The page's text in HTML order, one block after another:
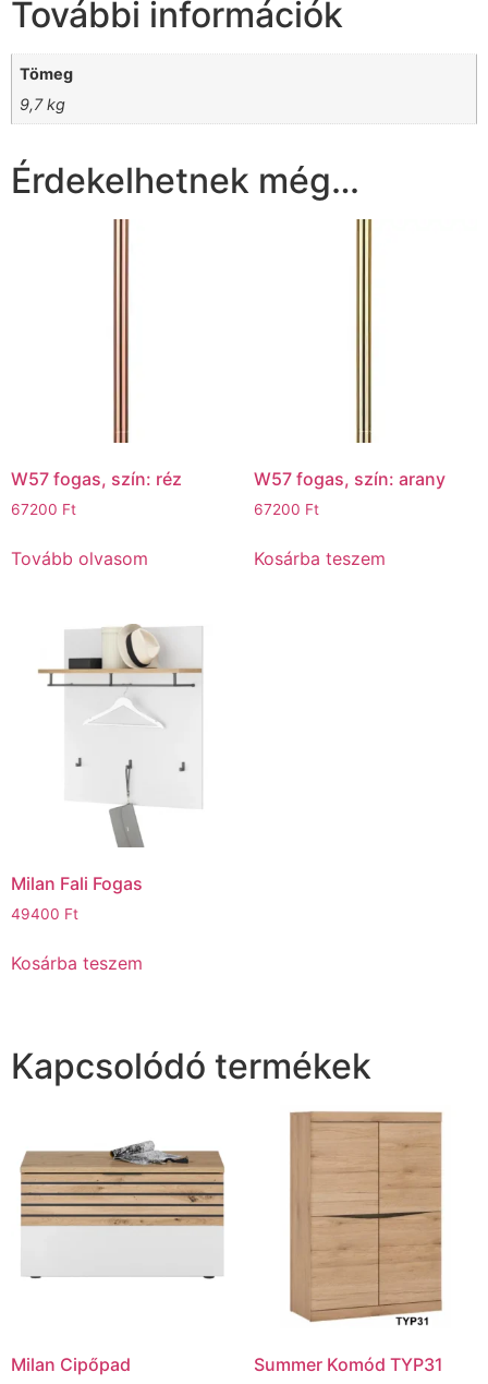
További információk
Tömeg
9,7 kg
Érdekelhetnek még…
W57 fogas, szín: réz
67200 Ft
Tovább olvasom
W57 fogas, szín: arany
67200 Ft
Kosárba teszem
Milan Fali Fogas
49400 Ft
Kosárba teszem
Kapcsolódó termékek
Milan Cipőpad Summer Komód TYP31